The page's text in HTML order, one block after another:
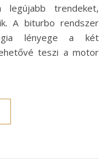
legújabb trendeket,
A biturbo rendszer
lényege a két
teszi a motor